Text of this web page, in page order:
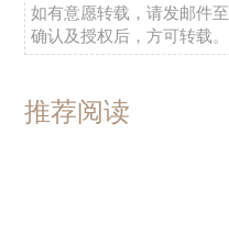
如有意愿转载，请发邮件至
确认及授权后，方可转载。
推荐阅读